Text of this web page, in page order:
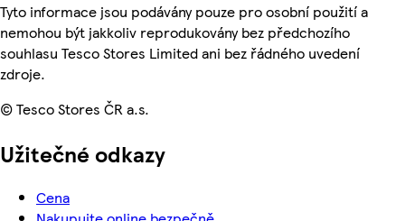
Tyto informace jsou podávány pouze pro osobní použití a
nemohou být jakkoliv reprodukovány bez předchozího
souhlasu Tesco Stores Limited ani bez řádného uvedení
zdroje.
© Tesco Stores ČR a.s.
Užitečné odkazy
Cena